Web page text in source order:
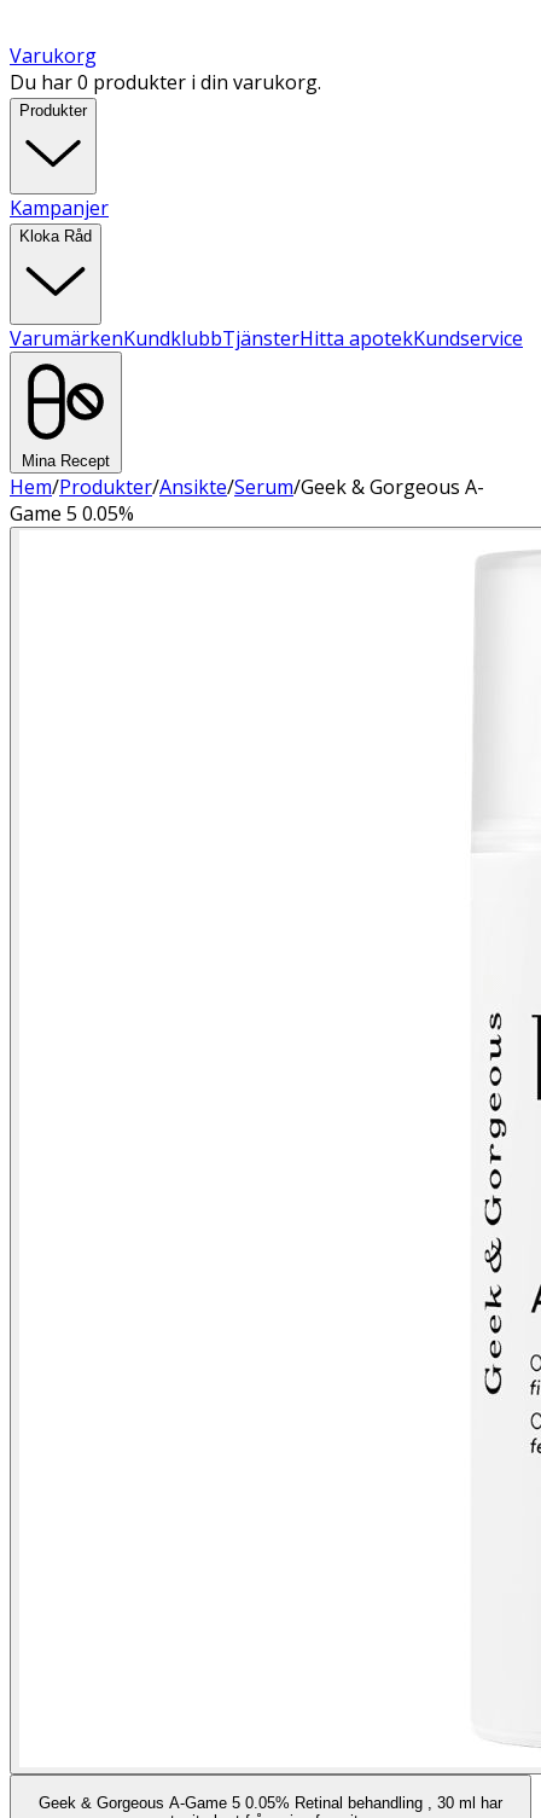
Varukorg
Du har 0 produkter i din varukorg.
Produkter
Kampanjer
Kloka Råd
VarumärkenKundklubbTjänsterHitta apotekKundservice
Mina Recept
Hem/Produkter/Ansikte/Serum/Geek & Gorgeous A-
Game 5 0.05%
Geek & Gorgeous A-Game 5 0.05% Retinal behandling , 30 ml har